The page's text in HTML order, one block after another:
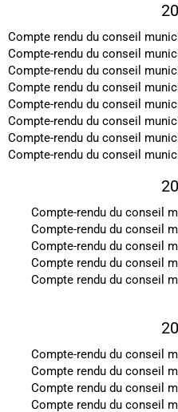
Compte rendu du conseil
Compte-rendu du conseil
Compte-rendu du conseil
Compte rendu du conseil
Compte-rendu du conseil
Compte-rendu du conseil
Compte-rendu du conseil
Compte-rendu du conseil
Compte-rendu du conseil
Compte-rendu du conseil
Compte-rendu du conseil
Compte rendu du conseil
Compte rendu du conseil
Compte-rendu du conseil
Compte rendu du conseil
Compte rendu du conseil
Compte rendu du conseil